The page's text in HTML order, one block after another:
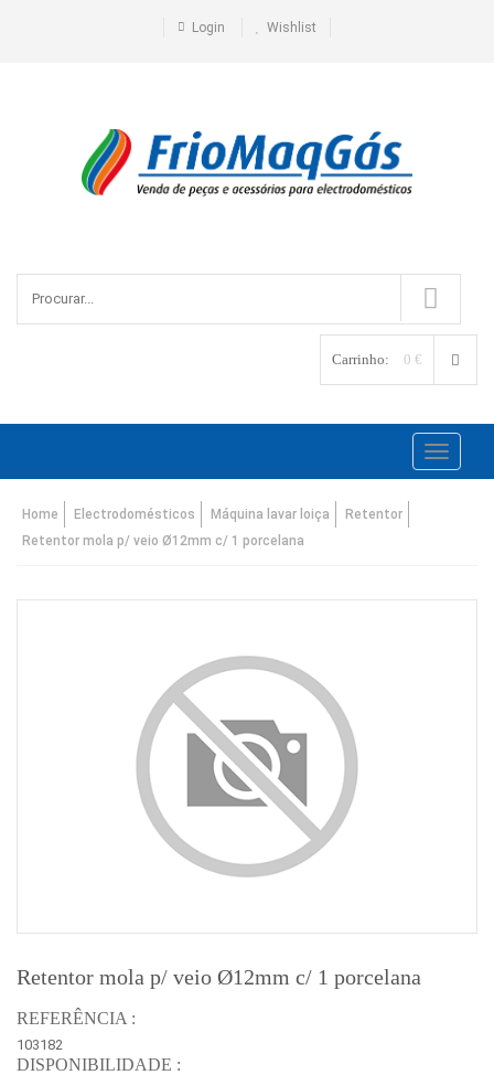
Login Wishlist
Carrinho: 0 €
Toggle
Home Electrodomésticos Máquina lavar loiça
Retentor
Retentor mola p/ veio Ø12mm c/ 1 porcelana
Retentor mola p/ veio Ø12mm c/ 1 porcelana
REFERÊNCIA :
103182
DISPONIBILIDADE :